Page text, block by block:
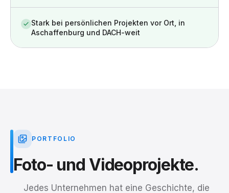
Stark bei persönlichen Projekten vor Ort, in
Aschaffenburg und DACH-weit
PORTFOLIO
Foto- und Videoprojekte.
Jedes Unternehmen hat eine Geschichte, die